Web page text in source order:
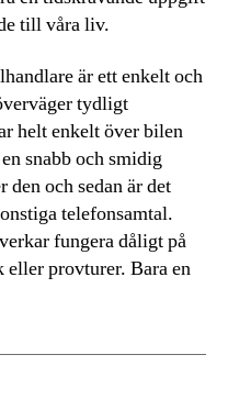
till våra liv.
är ett enkelt och
tydligt
helt enkelt över bilen
snabb och smidig
och sedan är det
telefonsamtal.
fungera dåligt på
provturer. Bara en